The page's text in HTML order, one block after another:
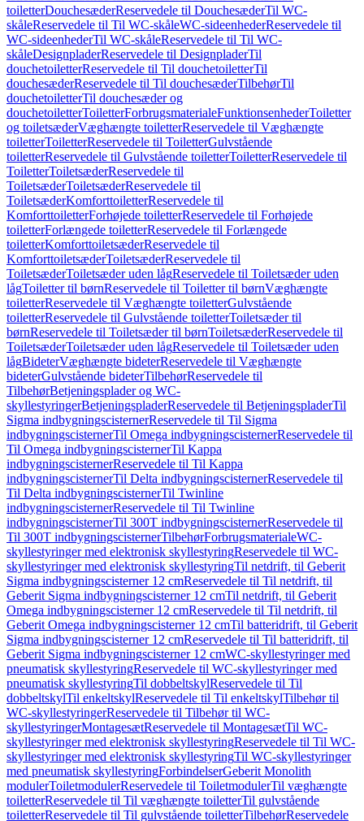
toiletterDouchesæderReservedele til DouchesæderTil WC-
skåleReservedele til Til WC-skåleWC-sideenhederReservedele til
WC-sideenhederTil WC-skåleReservedele til Til WC-
skåleDesignpladerReservedele til DesignpladerTil
douchetoiletterReservedele til Til douchetoiletterTil
douchesæderReservedele til Til douchesæderTilbehørTil
douchetoiletterTil douchesæder og
douchetoiletterToiletterForbrugsmaterialeFunktionsenhederToiletter
og toiletsæderVæghængte toiletterReservedele til Væghængte
toiletterToiletterReservedele til ToiletterGulvstående
toiletterReservedele til Gulvstående toiletterToiletterReservedele til
ToiletterToiletsæderReservedele til
ToiletsæderToiletsæderReservedele til
ToiletsæderKomforttoiletterReservedele til
KomforttoiletterForhøjede toiletterReservedele til Forhøjede
toiletterForlængede toiletterReservedele til Forlængede
toiletterKomforttoiletsæderReservedele til
KomforttoiletsæderToiletsæderReservedele til
ToiletsæderToiletsæder uden lågReservedele til Toiletsæder uden
lågToiletter til børnReservedele til Toiletter til børnVæghængte
toiletterReservedele til Væghængte toiletterGulvstående
toiletterReservedele til Gulvstående toiletterToiletsæder til
børnReservedele til Toiletsæder til børnToiletsæderReservedele til
ToiletsæderToiletsæder uden lågReservedele til Toiletsæder uden
lågBideterVæghængte bideterReservedele til Væghængte
bideterGulvstående bideterTilbehørReservedele til
TilbehørBetjeningsplader og WC-
skyllestyringerBetjeningspladerReservedele til BetjeningspladerTil
Sigma indbygningscisternerReservedele til Til Sigma
indbygningscisternerTil Omega indbygningscisternerReservedele til
Til Omega indbygningscisternerTil Kappa
indbygningscisternerReservedele til Til Kappa
indbygningscisternerTil Delta indbygningscisternerReservedele til
Til Delta indbygningscisternerTil Twinline
indbygningscisternerReservedele til Til Twinline
indbygningscisternerTil 300T indbygningscisternerReservedele til
Til 300T indbygningscisternerTilbehørForbrugsmaterialeWC-
skyllestyringer med elektronisk skyllestyringReservedele til WC-
skyllestyringer med elektronisk skyllestyringTil netdrift, til Geberit
Sigma indbygningscisterner 12 cmReservedele til Til netdrift, til
Geberit Sigma indbygningscisterner 12 cmTil netdrift, til Geberit
Omega indbygningscisterner 12 cmReservedele til Til netdrift, til
Geberit Omega indbygningscisterner 12 cmTil batteridrift, til Geberit
Sigma indbygningscisterner 12 cmReservedele til Til batteridrift, til
Geberit Sigma indbygningscisterner 12 cmWC-skyllestyringer med
pneumatisk skyllestyringReservedele til WC-skyllestyringer med
pneumatisk skyllestyringTil dobbeltskylReservedele til Til
dobbeltskylTil enkeltskylReservedele til Til enkeltskylTilbehør til
WC-skyllestyringerReservedele til Tilbehør til WC-
skyllestyringerMontagesætReservedele til MontagesætTil WC-
skyllestyringer med elektronisk skyllestyringReservedele til Til WC-
skyllestyringer med elektronisk skyllestyringTil WC-skyllestyringer
med pneumatisk skyllestyringForbindelserGeberit Monolith
modulerToiletmodulerReservedele til ToiletmodulerTil væghængte
toiletterReservedele til Til væghængte toiletterTil gulvstående
toiletterReservedele til Til gulvstående toiletterTilbehørReservedele